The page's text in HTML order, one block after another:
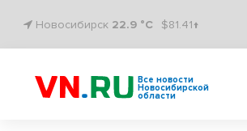
Новосибирск 22.9 °C $81.41↑
Все новости
Новосибирской
области